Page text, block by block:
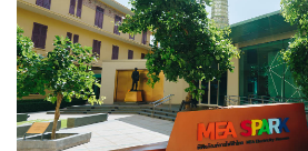
ศักยภาพให้กับร้านค้าออนไลน์ด้วยกา
ธุรกิจ ที่สำคัญยังเปิดโอกาสให้ร้านค้า
ทำความรู้จัก สร้างคอนเนกชัน แบ่งปั
ได้พบกับพาร์ตเนอร์คนสำคัญของ
Flash Express, Botio, ZORT และไ